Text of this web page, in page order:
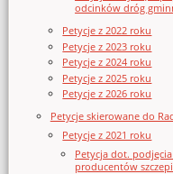
odcinków dróg
Petycje z 2022 roku
Petycje z 2023 roku
Petycje z 2024 roku
Petycje z 2025 roku
Petycje z 2026 roku
Petycje skierowane do
Petycje z 2021 roku
Petycja dot.
producentów